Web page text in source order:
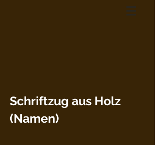
Schriftzug aus Holz
(Namen)